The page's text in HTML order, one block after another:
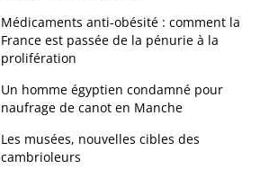
Médicaments anti-obésité : comment la
France est passée de la pénurie à la
prolifération
Un homme égyptien condamné pour
naufrage de canot en Manche
Les musées, nouvelles cibles des
cambrioleurs